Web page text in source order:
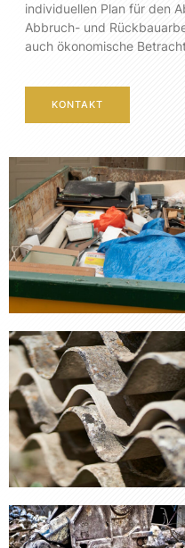
individuellen Plan für den
Abbruch- und
auch ökonomische
KONTAKT